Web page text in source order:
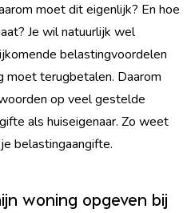
moet dit eigenlijk? En hoe
Je wil natuurlijk wel
belastingvoordelen
moet terugbetalen. Daarom
op veel gestelde
als huiseigenaar. Zo weet
belastingaangifte.
woning opgeven bij